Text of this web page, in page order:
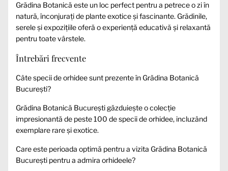
Grădina Botanică este un loc perfect pentru a petrece o zi în
natură, înconjurați de plante exotice și fascinante. Grădinile,
serele și expozițiile oferă o experiență educativă și relaxantă
pentru toate vârstele.
Întrebări frecvente
Câte specii de orhidee sunt prezente în Grădina Botanică
București?
Grădina Botanică București găzduiește o colecție
impresionantă de peste 100 de specii de orhidee, incluzând
exemplare rare și exotice.
Care este perioada optimă pentru a vizita Grădina Botanică
București pentru a admira orhideele?